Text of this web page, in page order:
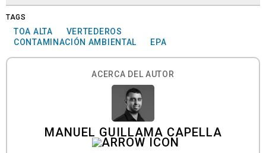
TAGS
TOA ALTA
VERTEDEROS
CONTAMINACIÓN AMBIENTAL
EPA
ACERCA DEL AUTOR
MANUEL GUILLAMA CAPELLA